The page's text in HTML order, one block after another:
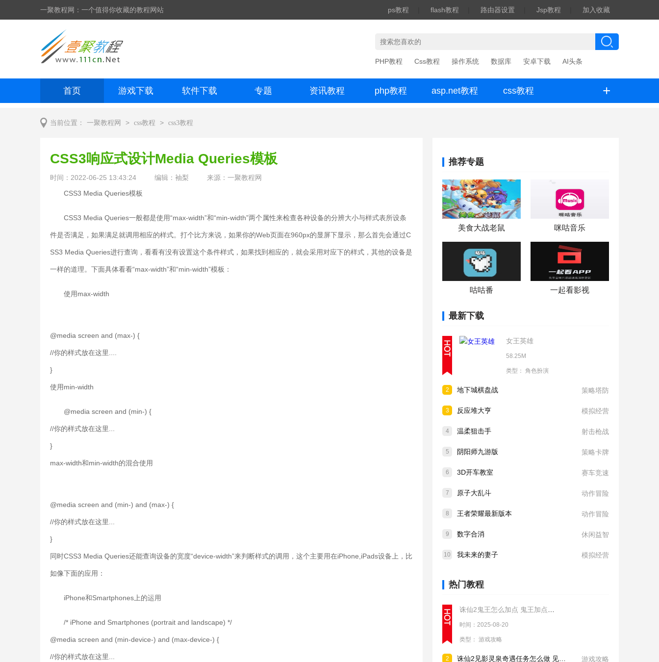
一聚教程网：一个值得你收藏的教程网站 ps教程 flash教程 路由器设置 Jsp教程 加入收藏
PHP教程 Css教程 操作系统 数据库 安卓下载 AI头条
首页 游戏下载 软件下载 专题 资讯教程 php教程 asp.net教程 css教程 +
当前位置： 一聚教程网 > css教程 > css3教程
推荐专题
美食大战老鼠 咪咕音乐
咕咕番 一起看影视
最新下载
女王英雄
58.25M
类型： 角色扮演
2 地下城棋盘战 策略塔防
3 反应堆大亨 模拟经营
4 温柔狙击手 射击枪战
5 阴阳师九游版 策略卡牌
6 3D开车教室 赛车竞速
7 原子大乱斗 动作冒险
8 王者荣耀最新版本 动作冒险
9 数字合消 休闲益智
10 我未来的妻子 模拟经营
热门教程
时间：2025-08-20
类型： 游戏攻略
2 游戏攻略
CSS3响应式设计Media Queries模板
时间：2022-06-25 13:43:24 编辑：袖梨
来源：一聚教程网
CSS3 Media Queries模板
CSS3 Media Queries一般都是使用“max-width”和“min-width”两个属性来检查各种设备的分辨大小与样式表所设条
件是否满足，如果满足就调用相应的样式。打个比方来说，如果你的Web页面在960px的显屏下显示，那么首先会通过C
SS3 Media Queries进行查询，看看有没有设置这个条件样式，如果找到相应的，就会采用对应下的样式，其他的设备是
一样的道理。下面具体看看“max-width”和“min-width”模板：
使用max-width
@media screen and (max-) {
//你的样式放在这里....
}
使用min-width
@media screen and (min-) {
//你的样式放在这里...
}
max-width和min-width的混合使用
@media screen and (min-) and (max-) {
//你的样式放在这里...
}
同时CSS3 Media Queries还能查询设备的宽度“device-width”来判断样式的调用，这个主要用在iPhone,iPads设备上，比
如像下面的应用：
iPhone和Smartphones上的运用
/* iPhone and Smartphones (portrait and landscape) */
@media screen and (min-device-) and (max-device-) {
//你的样式放在这里...